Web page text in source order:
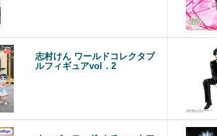
志村けん ワールドコレクタブ
ルフィギュアvol．2